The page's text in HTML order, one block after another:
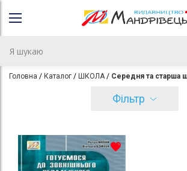
Головна Каталог ШКОЛА Середня та старша
Фільтр